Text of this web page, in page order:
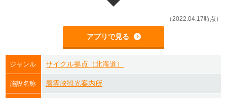
（2022.04.17時点）
アプリで見る
ジャンル サイクル拠点（北海道）
施設名称 層雲峡観光案内所